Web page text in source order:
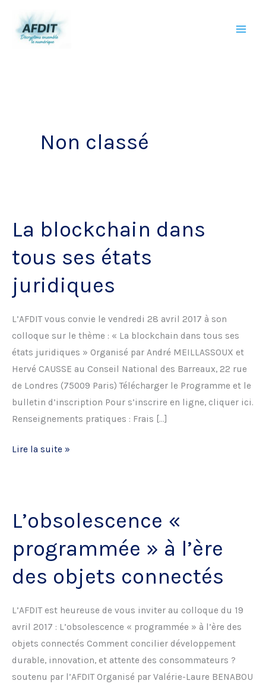
contenu
Non classé
La blockchain dans
tous ses états
juridiques
L’AFDIT vous convie le vendredi 28 avril 2017 à son
colloque sur le thème : « La blockchain dans tous ses
états juridiques » Organisé par André MEILLASSOUX et
Hervé CAUSSE au Conseil National des Barreaux, 22 rue
de Londres (75009 Paris) Télécharger le Programme et le
bulletin d’inscription Pour s’inscrire en ligne, cliquer ici.
Renseignements pratiques : Frais […]
La
ses
juridiques
Lire la suite »
L’obsolescence «
programmée » à l’ère
des objets connectés
L’AFDIT est heureuse de vous inviter au colloque du 19
avril 2017 : L’obsolescence « programmée » à l’ère des
objets connectés Comment concilier développement
durable, innovation, et attente des consommateurs ?
soutenu par l’AFDIT Organisé par Valérie-Laure BENABOU